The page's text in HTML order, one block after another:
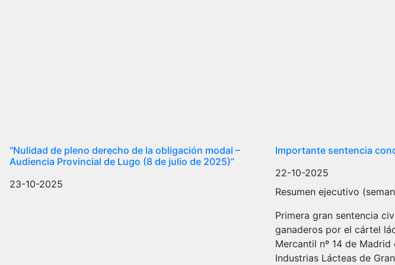
“Nulidad de pleno derecho de la obligación modal –
Audiencia Provincial de Lugo (8 de julio de 2025)”
23-10-2025
Importante sentencia
22-10-2025
Resumen ejecutivo
Primera gran sentencia
ganaderos por el cártel
Mercantil nº 14 de
Industrias Lácteas de